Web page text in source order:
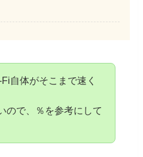
自体がそこまで速く
ので、％を参考にして